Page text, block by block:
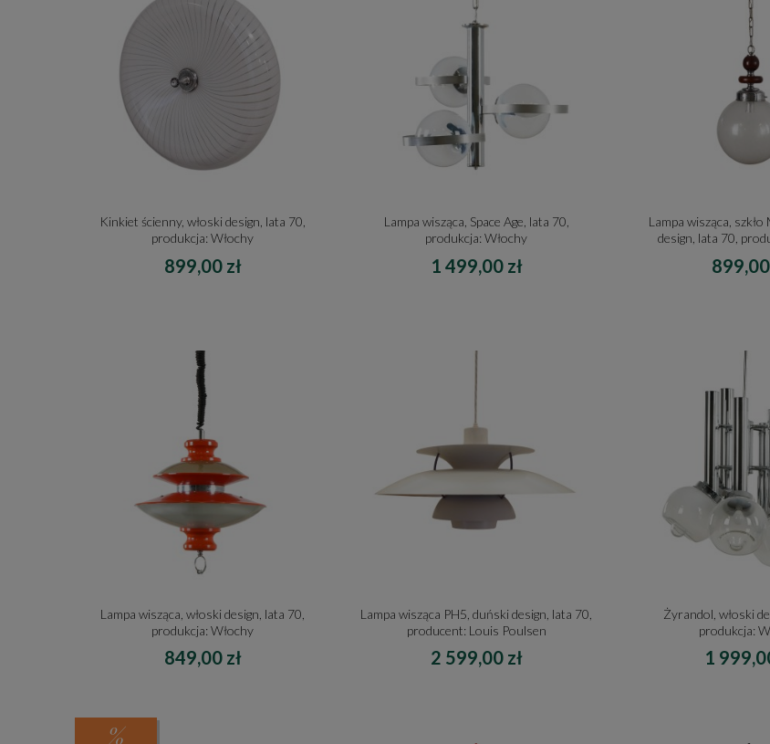
Kinkiet ścienny, włoski design, lata 70,
produkcja: Włochy
899,00 zł
Lampa wisząca, Space Age, lata 70,
produkcja: Włochy
1 499,00 zł
Lampa wisząca,
design, lata 70,
899,00
Lampa wisząca, włoski design, lata 70,
produkcja: Włochy
849,00 zł
Lampa wisząca PH5, duński design, lata 70,
producent: Louis Poulsen
2 599,00 zł
Żyrandol, włoski
produkcja:
1